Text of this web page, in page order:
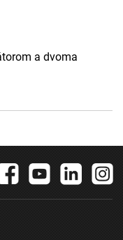
a dvoma